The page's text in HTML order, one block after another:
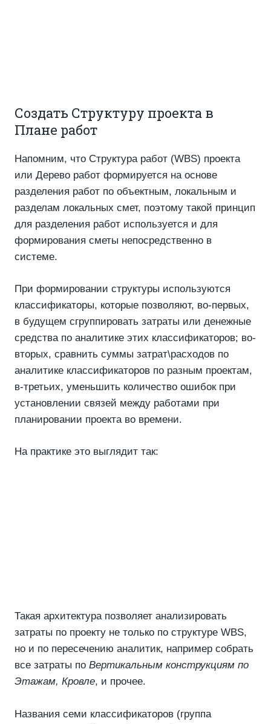
Создать Структуру проекта в
Плане работ
Напомним, что Структура работ (WBS) проекта
или Дерево работ формируется на основе
разделения работ по объектным, локальным и
разделам локальных смет, поэтому такой принцип
для разделения работ используется и для
формирования сметы непосредственно в
системе.
При формировании структуры используются
классификаторы, которые позволяют, во-первых,
в будущем сгруппировать затраты или денежные
средства по аналитике этих классификаторов; во-
вторых, сравнить суммы затрат\расходов по
аналитике классификаторов по разным проектам,
в-третьих, уменьшить количество ошибок при
установлении связей между работами при
планировании проекта во времени.
На практике это выглядит так:
Такая архитектура позволяет анализировать
затраты по проекту не только по структуре WBS,
но и по пересечению аналитик, например собрать
все затраты по Вертикальным конструкциям по
Этажам, Кровле, и прочее.
Названия семи классификаторов (группа